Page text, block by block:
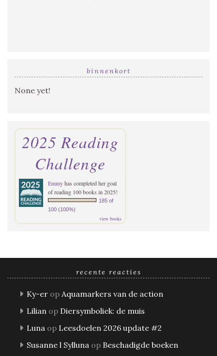
binnenkort
None yet!
2025 Reading
Challenge
Emmyhas completed her goal
of reading 100 books in 2025!
185 of
100 (100%)
view books
recente reacties
Ky-er op Aquamarkers van de action
Lilian op Diersymboliek: de muis
Luna op Leesdoelen 2026 update #2
Susanne l Sylluna op Beschadigde boeken